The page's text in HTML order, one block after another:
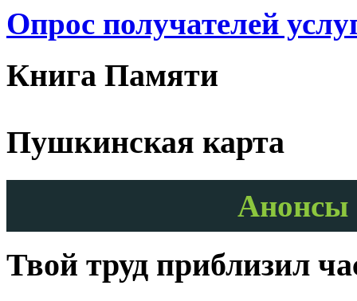
Опрос получателей
Книга Памяти
Пушкинская карта
Анонсы
Твой труд приблизил